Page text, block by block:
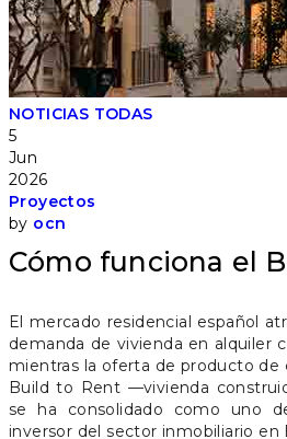
NOTICIAS TODAS
5
Jun
2026
Proyectos
by ocn
Cómo funciona el
El mercado residencial español
demanda de vivienda en alquiler
mientras la oferta de producto de
Build to Rent —vivienda
se ha consolidado como uno
inversor del sector inmobiliario en